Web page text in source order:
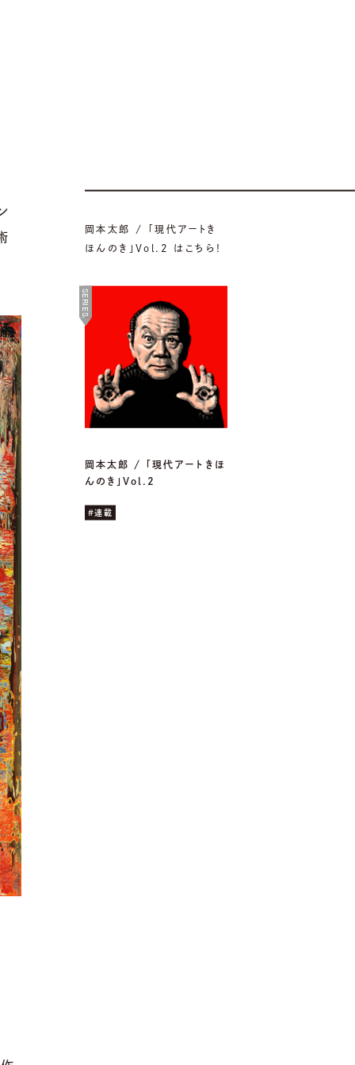
岡本太郎 / 「現代アートき
ほんのき」Vol.2 はこちら！
SERIES
岡本太郎 / 「現代アートきほ
んのき」Vol.2
#連載